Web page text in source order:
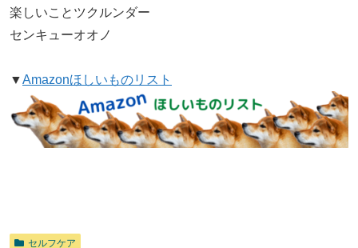
楽しいことツクルンダー
センキューオオノ
▼Amazonほしいものリスト
セルフケア